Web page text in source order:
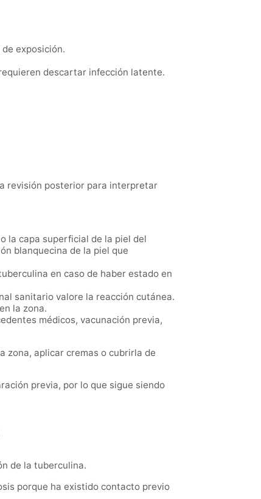
exposición.
descartar infección latente.
revisión posterior para interpretar
la capa superficial de la piel del
blanquecina de la piel que
en caso de haber estado en
sanitario valore la reacción cutánea.
la zona.
médicos, vacunación previa,
zona, aplicar cremas o cubrirla de
previa, por lo que sigue siendo
de la tuberculina.
porque ha existido contacto previo